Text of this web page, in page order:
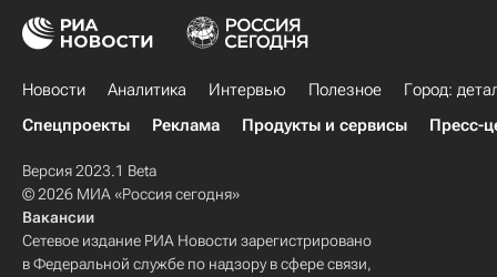
Новости Аналитика Интервью Полезное
Город:
Спецпроекты
Реклама Продукты и сервисы Пресс-
Версия 2023.1 Beta
© 2026 МИА «Россия сегодня»
Вакансии
Сетевое издание РИА Новости зарегистрировано
в Федеральной службе по надзору в сфере связи,